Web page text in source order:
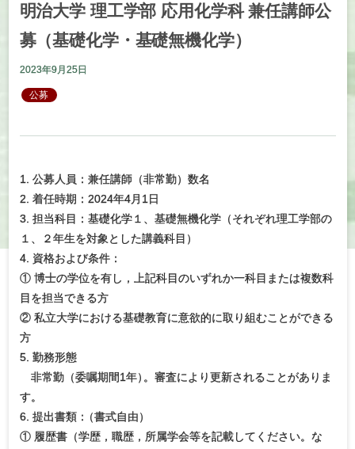
明治大学 理工学部 応用化学科 兼任講師公
募（基礎化学・ 基礎無機化学）
2023年9月25日
公募
1. 公募人員：兼任講師（非常勤）数名
2. 着任時期：2024年4月1日
3. 担当科目：基礎化学１、基礎無機化学（それぞれ理工学部の
１、２年生を対象とした講義科目）
4. 資格および条件：
① 博士の学位を有し，上記科目のいずれか一科目または複数科
目を担当できる方
② 私立大学における基礎教育に意欲的に取り組むことができる
方
5. 勤務形態
非常勤（委嘱期間1年） 。審査により更新されることがありま
す。
6. 提出書類：（書式自由）
① 履歴書（学歴，職歴，所属学会等を記載してください。な